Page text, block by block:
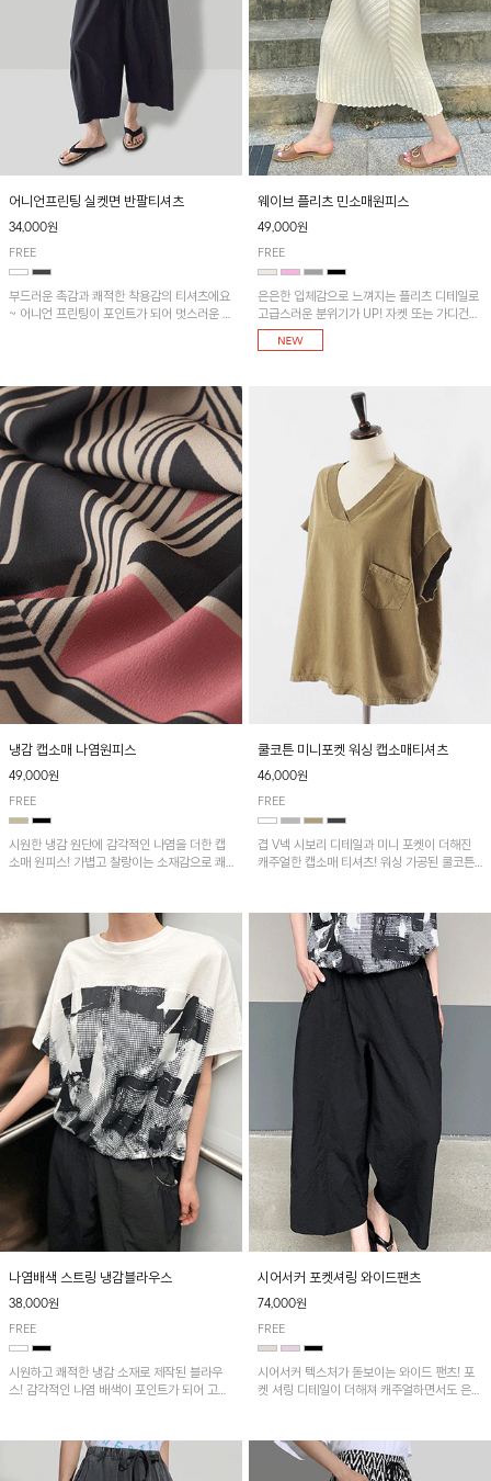
어니언프린팅 실켓면 반팔티셔츠
34,000원
FREE
부드러운 촉감과 쾌적한 착용감의 티셔츠에요
~ 어니언 프린팅이 포인트가 되어 멋스러운 아
웨이브 플리츠 민소매원피스
49,000원
FREE
은은한 입체감으로 느껴지는 플리츠 디테일로
고급스러운 분위기가 UP! 자켓 또는 가디건과
같이 매치해도 잘 어울린답니다!
냉감 캡소매 나염원피스
49,000원
FREE
시원한 냉감 원단에 감각적인 나염을 더한 캡
소매 원피스! 가볍고 찰랑이는 소재감으로 쾌
쿨코튼 미니포켓 워싱 캡소매티셔츠
46,000원
FREE
겹 V넥 시보리 디테일과 미니 포켓이 더해진
캐주얼한 캡소매 티셔츠! 워싱 가공된 쿨코튼
나염배색 스트링 냉감블라우스
38,000원
FREE
시원하고 쾌적한 냉감 소재로 제작된 블라우
스! 감각적인 나염 배색이 포인트가 되어 고급
착용 가능합니다~
시어서커 포켓셔링 와이드팬츠
74,000원
FREE
시어서커 텍스처가 돋보이는 와이드 팬츠! 포
켓 셔링 디테일이 더해져 캐주얼하면서도 은은
다. 가볍고 쾌적한 착용감으로 여름철 데일리
아이템으로 활용하기 좋아요~